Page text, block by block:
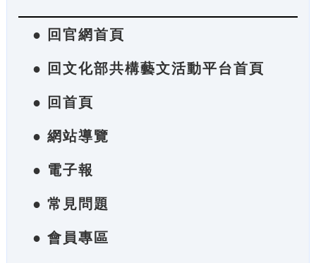
● 回官網首頁
● 回文化部共構藝文活動平台首頁
● 回首頁
● 網站導覽
● 電子報
● 常見問題
● 會員專區